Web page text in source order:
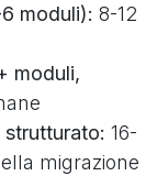
moduli): 8-12
moduli,
strutturato: 16-
migrazione